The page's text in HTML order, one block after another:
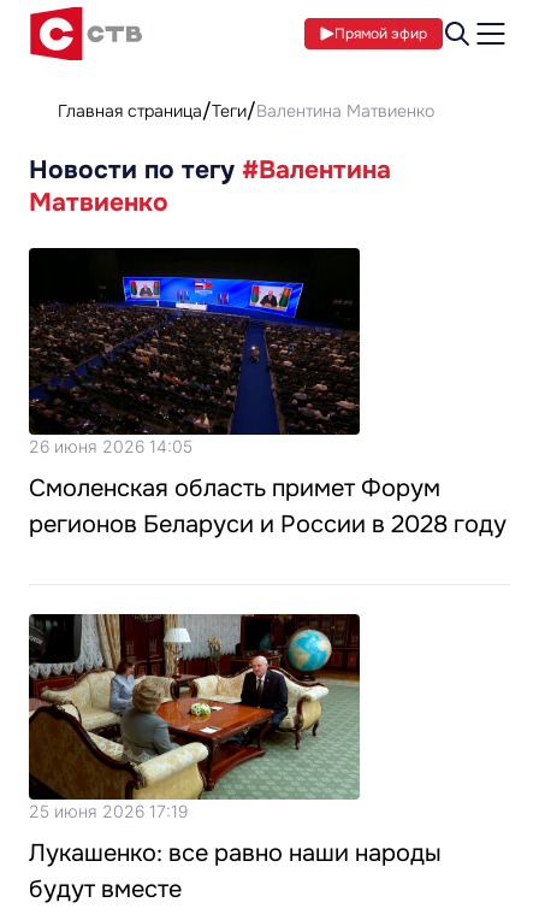
Прямой эфир
Главная страница Теги Валентина Матвиенко
Новости по тегу #Валентина
Матвиенко
26 июня 2026 14:05
Смоленская область примет Форум
регионов Беларуси и России в 2028 году
25 июня 2026 17:19
Лукашенко: все равно наши народы
будут вместе